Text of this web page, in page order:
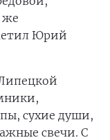
же
Юрий
сухие души,
свечи. С